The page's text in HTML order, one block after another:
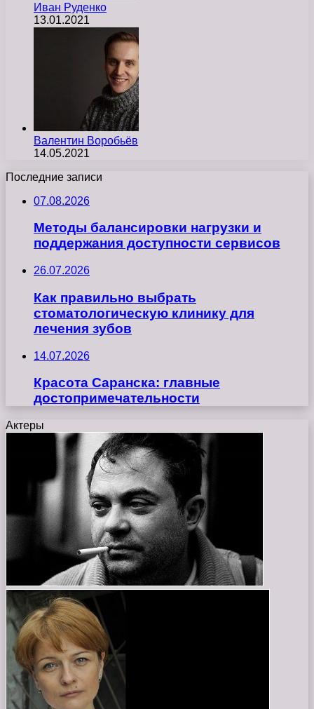
Иван Руденко
13.01.2021
Валентин Воробьёв
14.05.2021
Последние записи
07.08.2026
Методы балансировки нагрузки и
поддержания доступности сервисов
26.07.2026
Как правильно выбрать
стоматологическую клинику для
лечения зубов
14.07.2026
Красота Саранска: главные
достопримечательности
Актеры